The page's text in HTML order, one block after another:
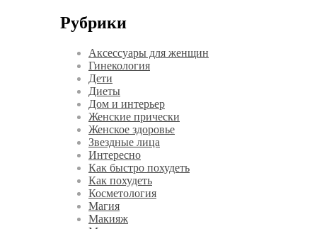
Рубрики
Аксессуары для женщин
Гинекология
Дети
Диеты
Дом и интерьер
Женские прически
Женское здоровье
Звездные лица
Интересно
Как быстро похудеть
Как похудеть
Косметология
Магия
Макияж